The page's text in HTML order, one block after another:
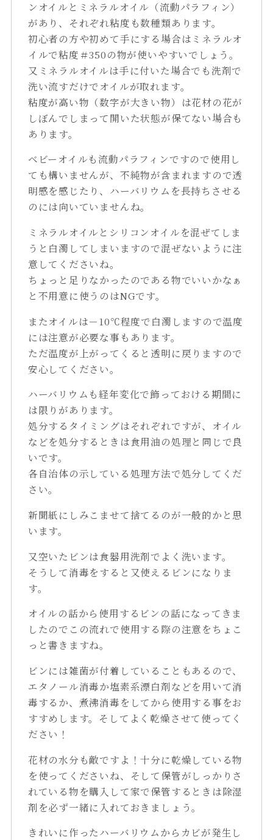
ンオイルとミネラルオイル（流動パラフィン）
があり、それぞれ粘度も数種類あります。
初心者の方や初めて手にする場合はミネラルオ
イルで粘度＃350の物が使いやすいでしょう。
又ミネラルオイルは手に付いた場合でも洗剤で
洗い流すだけでオイルが取れます。
粘度が高い物（数字が大きい物）は花材の花が
しぼんでしまって開いた状態が保てない場合も
あります。
ベビーオイルも流動パラフィンですので使用し
ても構いませんが、不純物が含まれますので透
明感を感じたり、ハーバリウムを長持ちさせる
のには向いていませんね。
ミネラルオイルとシリコンオイルを混ぜてしま
うと白濁してしまいますので混ぜないように注
意してくださいね。
ちょっと足りなかったのである物でいいかなぁ
と不用意に使うのはNGです。
またオイルは－10℃程度で白濁しますので温度
には注意が必要な事もあります。
ただ温度が上がってくると透明に戻りますので
安心してください。
ハーバリウムも経年変化で飾っておける期間に
は限りがあります。
処分するタイミングはそれぞれですが、オイル
などを処分するときは食用油の処理と同じで良
いです。
各自治体の示している処理方法で処分してくだ
さい。
新聞紙にしみこませて捨てるのが一般的かと思
います。
又空いたビンは食器用洗剤でよく洗います。
そうして消毒をすると又使えるビンになりま
す。
オイルの話から使用するビンの話になってきま
したのでこの流れで使用する際の注意をちょこ
っと書きますね。
ビンには雑菌が付着していることもあるので、
エタノール消毒か塩素系漂白剤などを用いて消
毒するか、煮沸消毒をしてから使用する事をお
すすめします。そしてよく乾燥させて使ってく
ださい！
花材の水分も敵ですよ！十分に乾燥している物
を使ってくださいね、そして保管がしっかりさ
れている物を購入して家で保管するときは除湿
剤を必ず一緒に入れておきましょう。
きれいに作ったハーバリウムからカビが発生し